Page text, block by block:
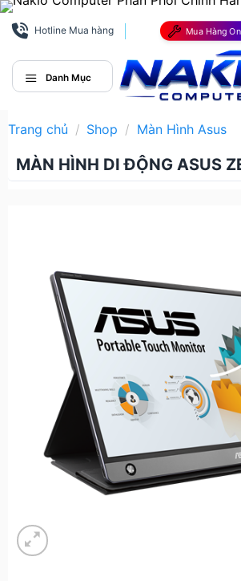
Bỏ
qua
dung
Hotline Mua hàng Mua Hàng
Danh Mục
Trang chủ / Shop / Màn Hình Asus
MÀN HÌNH DI ĐỘNG ASUS